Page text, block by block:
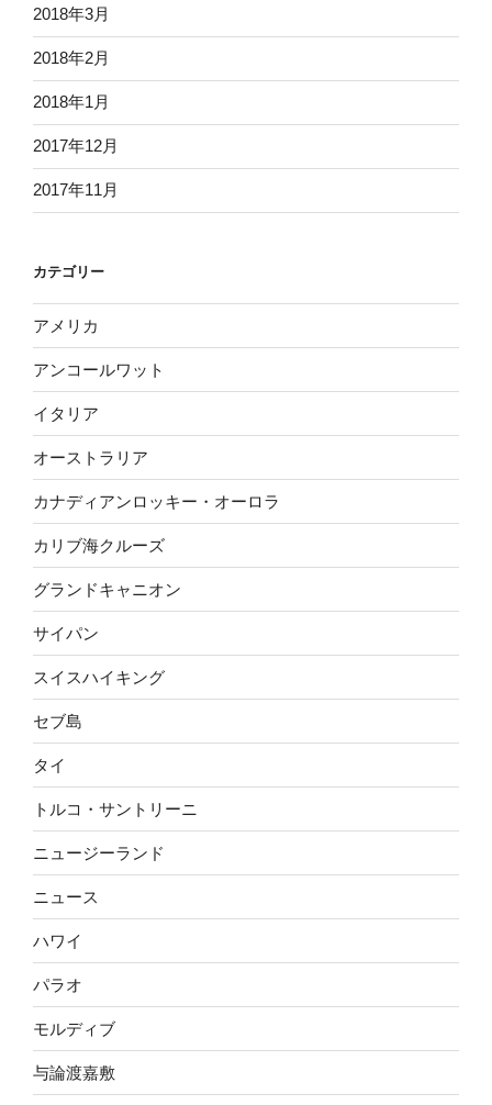
2018年3月
2018年2月
2018年1月
2017年12月
2017年11月
カテゴリー
アメリカ
アンコールワット
イタリア
オーストラリア
カナディアンロッキー・オーロラ
カリブ海クルーズ
グランドキャニオン
サイパン
スイスハイキング
セブ島
タイ
トルコ・サントリーニ
ニュージーランド
ニュース
ハワイ
パラオ
モルディブ
与論渡嘉敷